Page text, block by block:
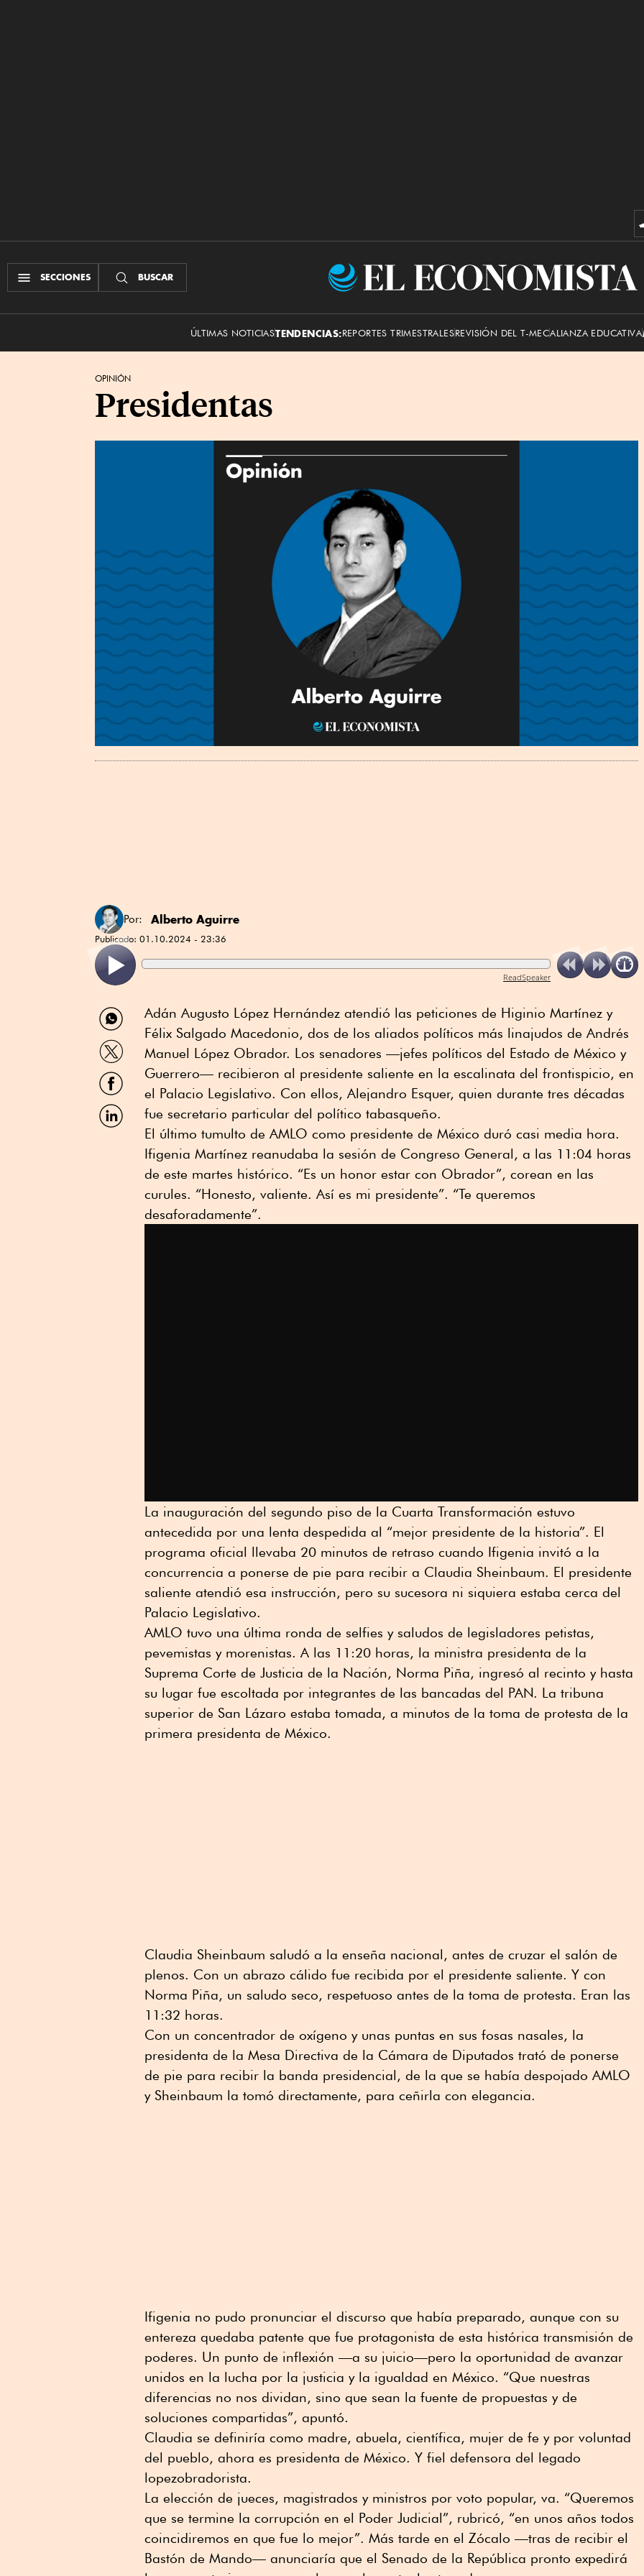
SECCIONES BUSCAR
El
ÚLTIMAS NOTICIASTENDENCIAS:REPORTES TRIMESTRALESREVISIÓN DEL T-MECALIANZA EDUCATIVA
OPINIÓN
Presidentas
Por: Alberto Aguirre
Publicado: 01.10.2024 - 23:36
ReadSpeaker
Compartir
por
WhatsApp
Compartir
por
Twitter
Compartir
por
Facebook
Compartir
por
Adán Augusto López Hernández atendió las peticiones de Higinio Martínez y
Félix Salgado Macedonio, dos de los aliados políticos más linajudos de Andrés
Manuel López Obrador. Los senadores —jefes políticos del Estado de México y
Guerrero— recibieron al presidente saliente en la escalinata del frontispicio, en
el Palacio Legislativo. Con ellos, Alejandro Esquer, quien durante tres décadas
fue secretario particular del político tabasqueño.
El último tumulto de AMLO como presidente de México duró casi media hora.
Ifigenia Martínez reanudaba la sesión de Congreso General, a las 11:04 horas
de este martes histórico. “Es un honor estar con Obrador”, corean en las
curules. “Honesto, valiente. Así es mi presidente”. “Te queremos
desaforadamente”.
La inauguración del segundo piso de la Cuarta Transformación estuvo
antecedida por una lenta despedida al “mejor presidente de la historia”. El
programa oficial llevaba 20 minutos de retraso cuando Ifigenia invitó a la
concurrencia a ponerse de pie para recibir a Claudia Sheinbaum. El presidente
saliente atendió esa instrucción, pero su sucesora ni siquiera estaba cerca del
Palacio Legislativo.
AMLO tuvo una última ronda de selfies y saludos de legisladores petistas,
pevemistas y morenistas. A las 11:20 horas, la ministra presidenta de la
Suprema Corte de Justicia de la Nación, Norma Piña, ingresó al recinto y hasta
su lugar fue escoltada por integrantes de las bancadas del PAN. La tribuna
superior de San Lázaro estaba tomada, a minutos de la toma de protesta de la
primera presidenta de México.
Claudia Sheinbaum saludó a la enseña nacional, antes de cruzar el salón de
plenos. Con un abrazo cálido fue recibida por el presidente saliente. Y con
Norma Piña, un saludo seco, respetuoso antes de la toma de protesta. Eran las
11:32 horas.
Con un concentrador de oxígeno y unas puntas en sus fosas nasales, la
presidenta de la Mesa Directiva de la Cámara de Diputados trató de ponerse
de pie para recibir la banda presidencial, de la que se había despojado AMLO
y Sheinbaum la tomó directamente, para ceñirla con elegancia.
Ifigenia no pudo pronunciar el discurso que había preparado, aunque con su
entereza quedaba patente que fue protagonista de esta histórica transmisión de
poderes. Un punto de inflexión —a su juicio—pero la oportunidad de avanzar
unidos en la lucha por la justicia y la igualdad en México. “Que nuestras
diferencias no nos dividan, sino que sean la fuente de propuestas y de
soluciones compartidas”, apuntó.
Claudia se definiría como madre, abuela, científica, mujer de fe y por voluntad
del pueblo, ahora es presidenta de México. Y fiel defensora del legado
lopezobradorista.
La elección de jueces, magistrados y ministros por voto popular, va. “Queremos
que se termine la corrupción en el Poder Judicial”, rubricó, “en unos años todos
coincidiremos en que fue lo mejor”. Más tarde en el Zócalo —tras de recibir el
Bastón de Mando— anunciaría que el Senado de la República pronto expedirá